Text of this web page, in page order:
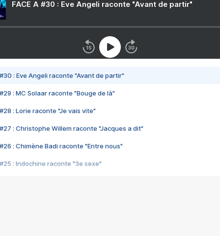
FACE A #30 : Eve Angeli raconte "Avant de partir"
#30 : Eve Angeli raconte "Avant de partir"
#29 : MC Solaar raconte "Bouge de là"
#28 : Lorie raconte "Je vais vite"
#27 : Christophe Willem raconte "Jacques a dit"
#26 : Chimène Badi raconte "Entre nous"
#25 : Indochine raconte "3e sexe"